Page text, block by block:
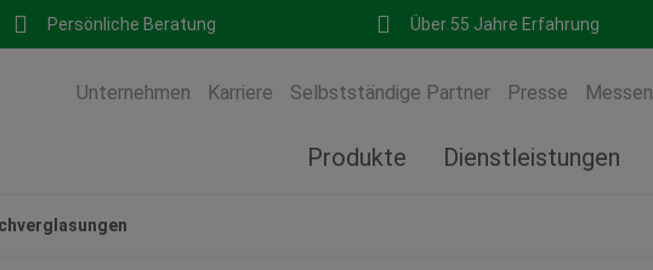
Persönliche Beratung Über 55 Jahre Erfahrung
Unternehmen Karriere Selbstständige Partner Presse Messen
Produkte Dienstleistungen